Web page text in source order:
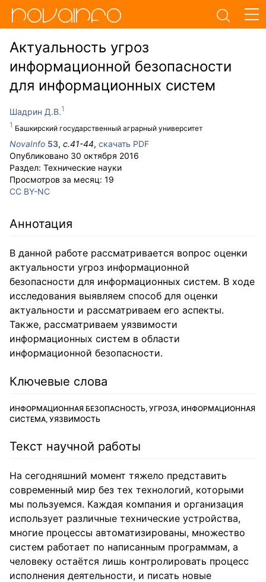
Актуальность угроз
информационной безопасности
для информационных систем
Шадрин Д.В.
Башкирский государственный аграрный университет
NovaInfo 53, с.41-44, скачать PDF
Опубликовано 30 октября 2016
Раздел: Технические науки
Просмотров за месяц: 19
CC BY-NC
Аннотация
В данной работе рассматривается вопрос оценки
актуальности угроз информационной
безопасности для информационных систем. В ходе
исследования выявляем способ для оценки
актуальности и рассматриваем его аспекты.
Также, рассматриваем уязвимости
информационных систем в области
информационной безопасности.
Ключевые слова
ИНФОРМАЦИОННАЯ БЕЗОПАСНОСТЬ, УГРОЗА, ИНФОРМАЦИОННАЯ
СИСТЕМА, УЯЗВИМОСТЬ
Текст научной работы
На сегодняшний момент тяжело представить
современный мир без тех технологий, которыми
мы пользуемся. Каждая компания и организация
использует различные технические устройства,
многие процессы автоматизированы, множество
систем работает по написанным программам, а
человеку остаётся лишь контролировать процесс
исполнения деятельности, и писать новые